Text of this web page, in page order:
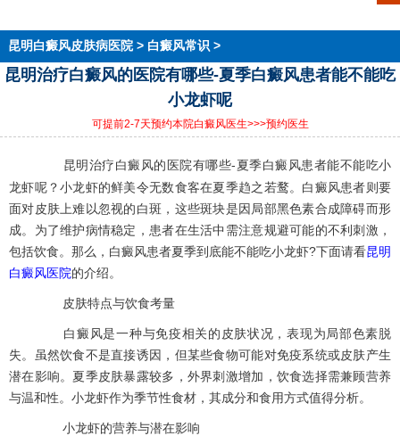
昆明白癜风皮肤病医院> 白癜风常识 >
昆明治疗白癜风的医院有哪些-夏季白癜风患者能不能吃
小龙虾呢
可提前2-7天预约本院白癜风医生>>>预约医生
昆明治疗白癜风的医院有哪些-夏季白癜风患者能不能吃小
龙虾呢？小龙虾的鲜美令无数食客在夏季趋之若鹜。白癜风患者则要
面对皮肤上难以忽视的白斑，这些斑块是因局部黑色素合成障碍而形
成。为了维护病情稳定，患者在生活中需注意规避可能的不利刺激，
包括饮食。那么，白癜风患者夏季到底能不能吃小龙虾?下面请看昆明
白癜风医院的介绍。
皮肤特点与饮食考量
白癜风是一种与免疫相关的皮肤状况，表现为局部色素脱
失。虽然饮食不是直接诱因，但某些食物可能对免疫系统或皮肤产生
潜在影响。夏季皮肤暴露较多，外界刺激增加，饮食选择需兼顾营养
与温和性。小龙虾作为季节性食材，其成分和食用方式值得分析。
小龙虾的营养与潜在影响